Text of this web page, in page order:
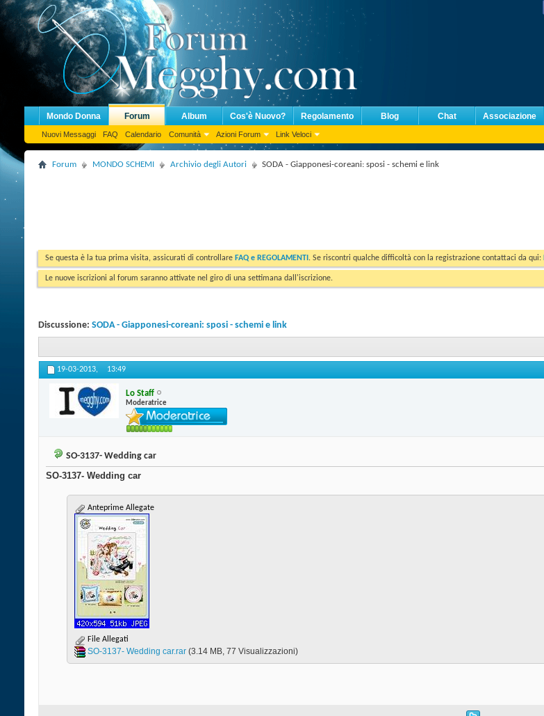
Mondo Donna Forum
Nuovi Messaggi FAQ Calendario Comunità Azioni Forum Link Veloci
Album Cos'è Nuovo? Regolamento Blog Chat Associazione
Forum MONDO SCHEMI Archivio degli Autori SODA - Giapponesi-coreani: sposi - schemi e link
Se questa è la tua prima visita, assicurati di controllare FAQ e REGOLAMENTI . Se riscontri qualche difficoltà con la registrazione contattaci da qui:
Le nuove iscrizioni al forum saranno attivate nel giro di una settimana dall'iscrizione.
Discussione: SODA - Giapponesi-coreani: sposi - schemi e link
19-03-2013, 13:49
Lo Staff
Moderatrice
SO-3137- Wedding car
SO-3137- Wedding car
Anteprime Allegate
File Allegati
SO-3137- Wedding car.rar‎ (3.14 MB, 77 Visualizzazioni)